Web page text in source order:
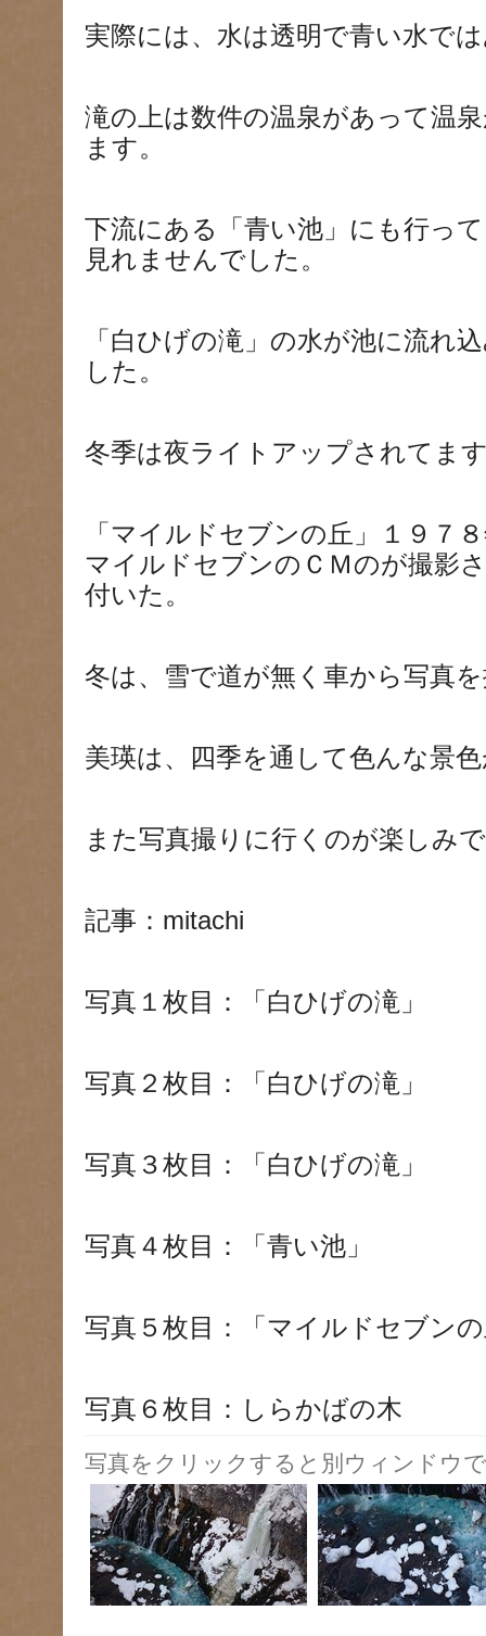
実際には、水は透明で青い水で
滝の上は数件の温泉があって温
ます。
下流にある「青い池」にも行っ
見れませんでした。
「白ひげの滝」の水が池に流れ
した。
冬季は夜ライトアップされてま
「マイルドセブンの丘」１９７
マイルドセブンのＣＭのが撮影
付いた。
冬は、雪で道が無く車から写真
美瑛は、四季を通して色んな景
また写真撮りに行くのが楽しみ
記事：mitachi
写真１枚目：「白ひげの滝」
写真２枚目：「白ひげの滝」
写真３枚目：「白ひげの滝」
写真４枚目：「青い池」
写真５枚目：「マイルドセブン
写真６枚目：しらかばの木
写真をクリックすると別ウィンドウ